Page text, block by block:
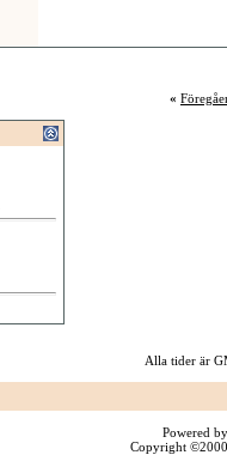
«
Alla tider är
Powered
Copyright